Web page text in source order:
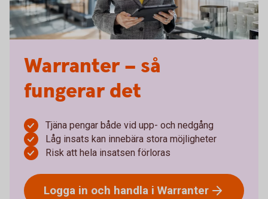
Warranter – så
fungerar det
Tjäna pengar både vid upp- och nedgång
Låg insats kan innebära stora möjligheter
Risk att hela insatsen förloras
Logga in och handla i Warranter